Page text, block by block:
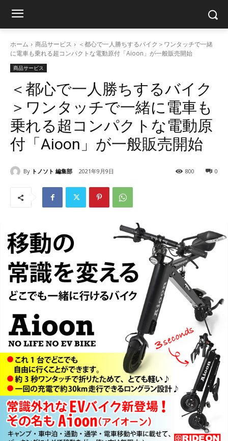
ホーム 商品サービス
＜都心で一人勝ちするバイク＞ワンタッチで一緒
に電車も乗れる超コンパクトな電動原付「Aioon」が一般販売開始
商品サービス
＜都心で一人勝ちするバイク
＞ワンタッチで一緒に電車も
乗れる超コンパクトな電動原
付「Aioon」が一般販売開始
By トノソト 編集部 2021年9月9日 0
800